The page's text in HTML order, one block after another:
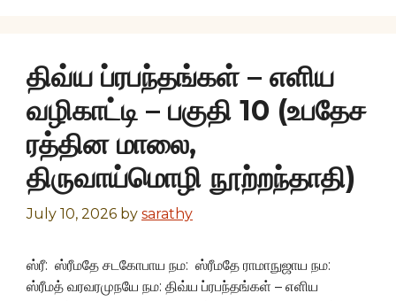
திவ்ய ப்ரபந்தங்கள் – எளிய
வழிகாட்டி – பகுதி 10 (உபதேச
ரத்தின மாலை,
திருவாய்மொழி நூற்றந்தாதி)
July 10, 2026 by sarathy
ஸ்ரீ: ஸ்ரீமதே சடகோபாய நம: ஸ்ரீமதே ராமாநுஜாய நம:
ஸ்ரீமத் வரவரமுநயே நம: திவ்ய ப்ரபந்தங்கள் – எளிய